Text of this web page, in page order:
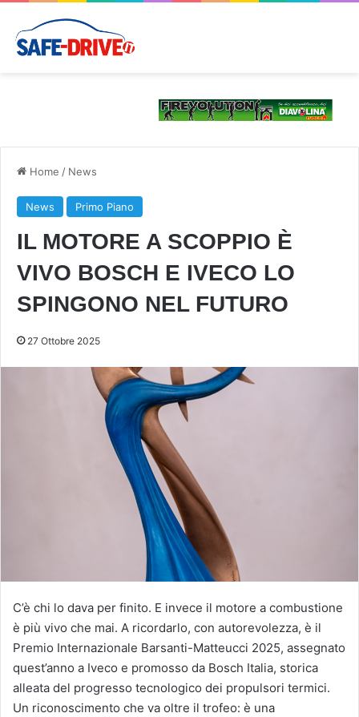
Home / News
News Primo Piano
IL MOTORE A SCOPPIO È
VIVO BOSCH E IVECO LO
SPINGONO NEL FUTURO
27 Ottobre 2025
C’è chi lo dava per finito. E invece il motore a combustione
è più vivo che mai. A ricordarlo, con autorevolezza, è il
Premio Internazionale Barsanti-Matteucci 2025, assegnato
quest’anno a Iveco e promosso da Bosch Italia, storica
alleata del progresso tecnologico dei propulsori termici.
Un riconoscimento che va oltre il trofeo: è una